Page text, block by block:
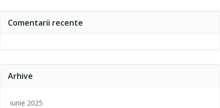
Comentarii recente
Arhive
iunie 2025